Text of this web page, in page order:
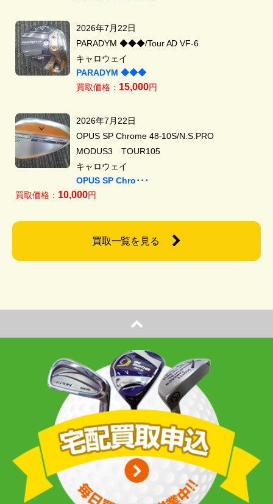
2026年7月22日
PARADYM ◆◆◆/Tour AD VF-6
キャロウェイ
PARADYM ◆◆◆
買取価格： 15,000円
2026年7月22日
OPUS SP Chrome 48-10S/N.S.PRO
MODUS3 TOUR105
キャロウェイ
OPUS SP Chro･･･
買取価格： 10,000円
買取一覧を見る